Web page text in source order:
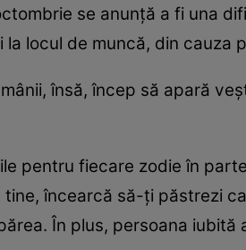
se anunţă a fi una
locul de muncă, din cauza
însă, încep să apară
pentru fiecare zodie în
încearcă să-ţi păstrezi
În plus, persoana